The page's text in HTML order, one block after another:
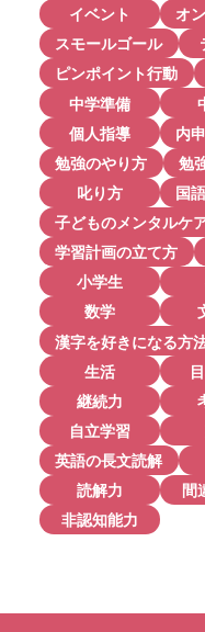
イベント オ
スモールゴール
ピンポイント行動
中学準備
個人指導
内
勉強のやり方
勉
叱り方
国
子どものメンタルケ
学習計画の立て方
小学生
数学
漢字を好きになる方
生活
継続力
自立学習
英語の長文読解
読解力
間
非認知能力